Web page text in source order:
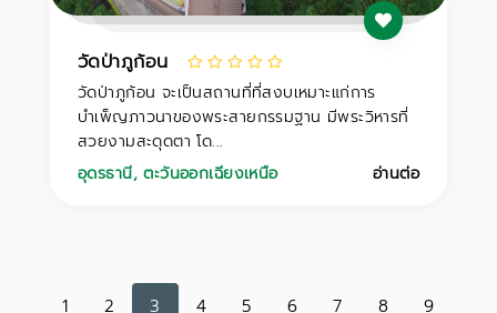
วัดป่าภูก้อน
วัดป่าภูก้อน จะเป็นสถานที่ที่สงบเหมาะแก่การ
บำเพ็ญภาวนาของพระสายกรรมฐาน มีพระวิหารที่
สวยงามสะดุดตา โด...
อุดรธานี,ตะวันออกเฉียงเหนือ อ่านต่อ
1 2 3 4 5 6 7 8 9